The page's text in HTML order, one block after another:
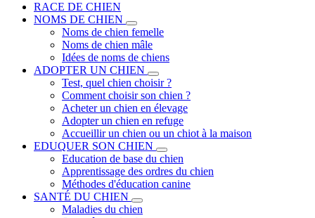
RACE DE CHIEN
NOMS DE CHIEN
Noms de chien femelle
Noms de chien mâle
Idées de noms de chiens
ADOPTER UN CHIEN
Test, quel chien choisir ?
Comment choisir son chien ?
Acheter un chien en élevage
Adopter un chien en refuge
Accueillir un chien ou un chiot à la maison
EDUQUER SON CHIEN
Education de base du chien
Apprentissage des ordres du chien
Méthodes d'éducation canine
SANTÉ DU CHIEN
Maladies du chien